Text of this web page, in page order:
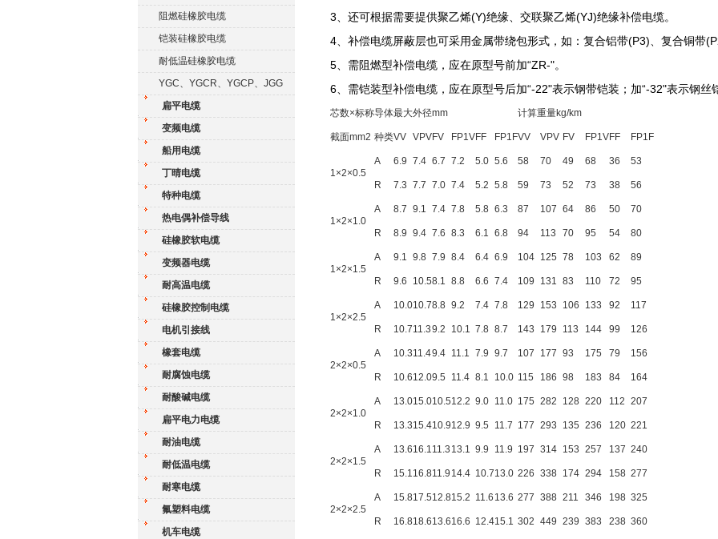
KGG阻燃硅橡胶电缆
铠装硅橡胶电缆
耐低温硅橡胶电缆
YGC、YGCR、YGCP、JGG
扁平电缆
变频电缆
船用电缆
丁晴电缆
特种电缆
热电偶补偿导线
硅橡胶软电缆
变频器电缆
耐高温电缆
硅橡胶控制电缆
电机引接线
橡套电缆
耐腐蚀电缆
耐酸碱电缆
扁平电力电缆
耐油电缆
耐低温电缆
耐寒电缆
氟塑料电缆
机车电缆
3、还可根据需要提供聚乙烯(Y)绝缘、交联聚乙烯(YJ)绝缘补偿电缆。
4、补偿电缆屏蔽层也可采用金属带绕包形式，如：复合铝带(P3)、复合铜带
5、需阻燃型补偿电缆，应在原型号前加“ZR-"。
6、需铠装型补偿电缆，应在原型号后加“-22"表示钢带铠装；加“-32"表示钢丝
芯数×标称
截面mm2
导体
种类
最大外径mm 计算重量kg/km
VV VPVFV FP1VFF FP1FVV VPV FV FP1VFF FP1F
1×2×0.5
A 6.9 7.4 6.7 7.2 5.0 5.6 58 70 49 68 36 53
R 7.3 7.7 7.0 7.4 5.2 5.8 59 73 52 73 38 56
1×2×1.0
A 8.7 9.1 7.4 7.8 5.8 6.3 87 107 64 86 50 70
R 8.9 9.4 7.6 8.3 6.1 6.8 94 113 70 95 54 80
1×2×1.5
A 9.1 9.8 7.9 8.4 6.4 6.9 104 125 78 103 62 89
R 9.6 10.58.1 8.8 6.6 7.4 109 131 83 110 72 95
1×2×2.5
A 10.010.78.8 9.2 7.4 7.8 129 153 106 133 92 117
R 10.711.39.2 10.1 7.8 8.7 143 179 113 144 99 126
2×2×0.5
A 10.311.49.4 11.1 7.9 9.7 107 177 93 175 79 156
R 10.612.09.5 11.4 8.1 10.0 115 186 98 183 84 164
2×2×1.0
A 13.015.010.512.2 9.0 11.0 175 282 128 220 112 207
R 13.315.410.912.9 9.5 11.7 177 293 135 236 120 221
2×2×1.5
A 13.616.111.3 13.1 9.9 11.9 197 314 153 257 137 240
R 15.116.811.9 14.4 10.713.0 226 338 174 294 158 277
2×2×2.5
A 15.817.512.815.2 11.6 13.6 277 388 211 346 198 325
R 16.818.613.616.6 12.415.1 302 449 239 383 238 360